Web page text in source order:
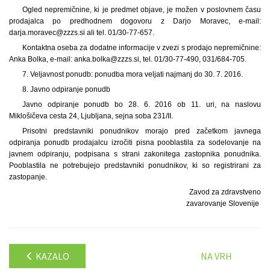
Ogled nepremičnine, ki je predmet objave, je možen v poslovnem času
prodajalca po predhodnem dogovoru z Darjo Moravec, e-mail:
darja.moravec@zzzs.si ali tel. 01/30-77-657.
Kontaktna oseba za dodatne informacije v zvezi s prodajo nepremičnine:
Anka Bolka, e-mail: anka.bolka@zzzs.si, tel. 01/30-77-490, 031/684-705.
7. Veljavnost ponudb: ponudba mora veljati najmanj do 30. 7. 2016.
8. Javno odpiranje ponudb
Javno odpiranje ponudb bo 28. 6. 2016 ob 11. uri, na naslovu
Miklošičeva cesta 24, Ljubljana, sejna soba 231/II.
Prisotni predstavniki ponudnikov morajo pred začetkom javnega
odpiranja ponudb prodajalcu izročiti pisna pooblastila za sodelovanje na
javnem odpiranju, podpisana s strani zakonitega zastopnika ponudnika.
Pooblastila ne potrebujejo predstavniki ponudnikov, ki so registrirani za
zastopanje.
Zavod za zdravstveno
zavarovanje Slovenije
KAZALO NA VRH